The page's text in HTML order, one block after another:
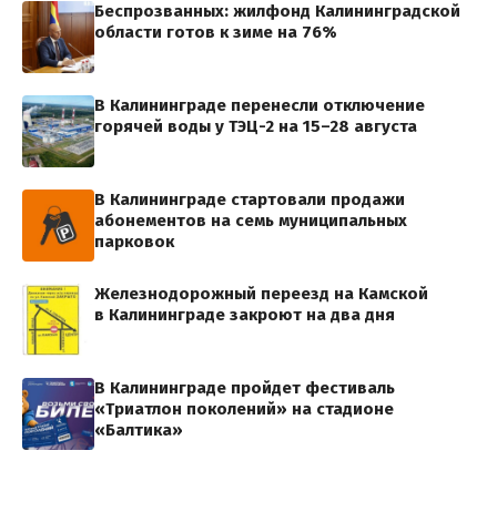
Беспрозванных: жилфонд Калининградской
области готов к зиме на 76%
В Калининграде перенесли отключение
горячей воды у ТЭЦ-2 на 15–28 августа
В Калининграде стартовали продажи
абонементов на семь муниципальных
парковок
Железнодорожный переезд на Камской
в Калининграде закроют на два дня
В Калининграде пройдет фестиваль
«Триатлон поколений» на стадионе
«Балтика»